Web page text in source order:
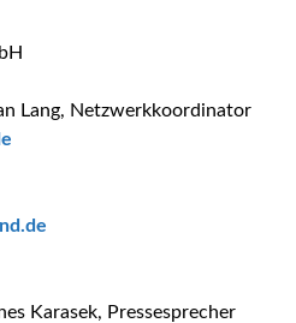
Lang, Netzwerkkoordinator
Karasek, Pressesprecher